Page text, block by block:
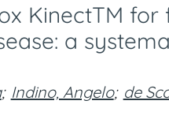
KinectTM
a
; Indino, Angelo; de